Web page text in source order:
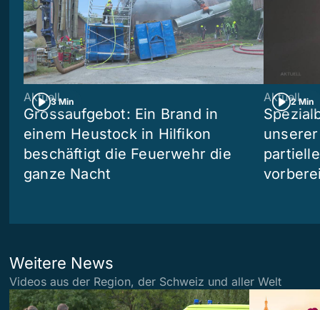
3 Min
Aktuell
Grossaufgebot: Ein Brand in
einem Heustock in Hilfikon
beschäftigt die Feuerwehr die
ganze Nacht
2 Min
Aktuell
Weitere News
Videos aus der Region, der Schweiz und aller Welt